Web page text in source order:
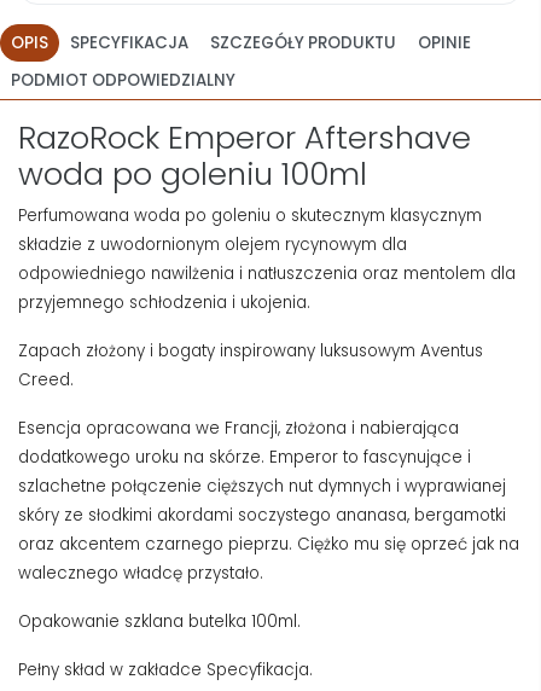
OPIS SPECYFIKACJA SZCZEGÓŁY PRODUKTU
OPINIE
PODMIOT ODPOWIEDZIALNY
RazoRock Emperor Aftershave
woda po goleniu 100ml
Perfumowana woda po goleniu o skutecznym klasycznym
składzie z uwodornionym olejem rycynowym dla
odpowiedniego nawilżenia i natłuszczenia oraz mentolem dla
przyjemnego schłodzenia i ukojenia.
Zapach złożony i bogaty inspirowany luksusowym Aventus
Creed.
Esencja opracowana we Francji, złożona i nabierająca
dodatkowego uroku na skórze. Emperor to fascynujące i
szlachetne połączenie cięższych nut dymnych i wyprawianej
skóry ze słodkimi akordami soczystego ananasa, bergamotki
oraz akcentem czarnego pieprzu. Ciężko mu się oprzeć jak na
walecznego władcę przystało.
Opakowanie szklana butelka 100ml.
Pełny skład w zakładce Specyfikacja.